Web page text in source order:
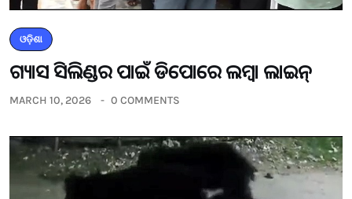
ଓଡ଼ିଶା
ଗ୍ୟାସ ସିଲିଣ୍ଡର ପାଇଁ ଡିପୋରେ ଲମ୍ବା ଲାଇନ୍
MARCH 10, 2026 0 COMMENTS